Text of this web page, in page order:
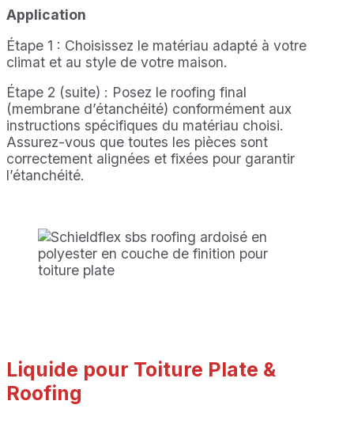
Application
Étape 1 : Choisissez le matériau adapté à votre
climat et au style de votre maison.
Étape 2 (suite) : Posez le roofing final
(membrane d’étanchéité) conformément aux
instructions spécifiques du matériau choisi.
Assurez-vous que toutes les pièces sont
correctement alignées et fixées pour garantir
l’étanchéité.
Liquide pour Toiture Plate &
Roofing